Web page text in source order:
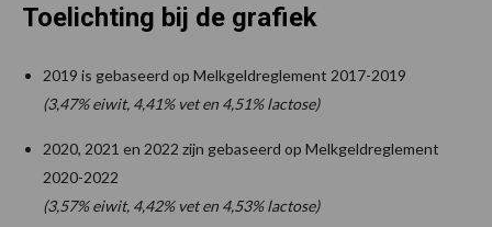
Toelichting bij de grafiek
2019 is gebaseerd op Melkgeldreglement 2017-2019
(3,47% eiwit, 4,41% vet en 4,51% lactose)
2020, 2021 en 2022 zijn gebaseerd op Melkgeldreglement
2020-2022
(3,57% eiwit, 4,42% vet en 4,53% lactose)